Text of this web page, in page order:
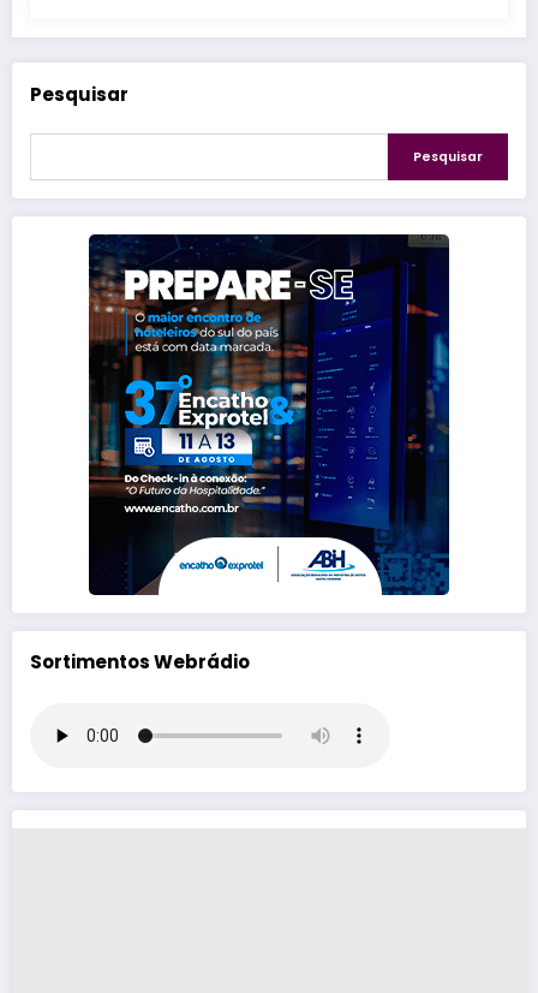
Pesquisar
Pesquisar
Sortimentos Webrádio